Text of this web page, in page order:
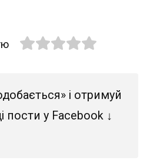
і отримуй
пости у Facebook ↓